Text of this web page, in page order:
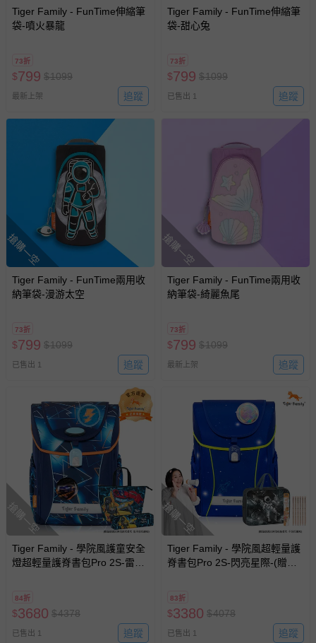
Tiger Family - FunTime伸縮筆
袋-噴火暴龍
73折
$799 $1099
最新上架 追蹤
Tiger Family - FunTime伸縮筆
袋-甜心兔
73折
$799 $1099
已售出 1 追蹤
搶購一空
Tiger Family - FunTime兩用收
納筆袋-漫游太空
73折
$799 $1099
已售出 1 追蹤
搶購一空
Tiger Family - FunTime兩用收
納筆袋-綺麗魚尾
73折
$799 $1099
最新上架 追蹤
搶購一空
Tiger Family - 學院風護童安全
燈超輕量護脊書包Pro 2S-雷電
以其他樣式替代 不另行通知
84折
$3680 $4378
已售出 1 追蹤
搶購一空
Tiger Family - 學院風超輕量護
脊書包Pro 2S-閃亮星際-(贈
行通知
83折
$3380 $4078
已售出 1 追蹤